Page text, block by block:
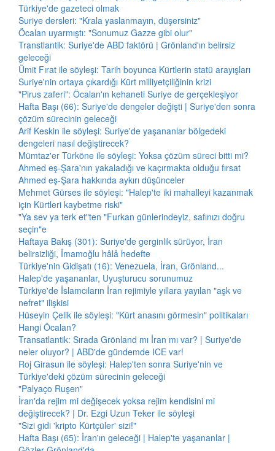
Türkiye'de gazeteci olmak
Suriye dersleri: "Krala yaslanmayın, düşersiniz"
Öcalan uyarmıştı: "Sonumuz Gazze gibi olur"
Transtlantik: Suriye'de ABD faktörü | Grönland'ın belirsiz
geleceği
Ümit Fırat ile söyleşi: Tarih boyunca Kürtlerin statü arayışları
Suriye'nin ortaya çıkardığı Kürt milliyetçiliğinin krizi
"Pirus zaferi": Öcalan'ın kehaneti Suriye de gerçekleşiyor
Hafta Başı (66): Suriye'de dengeler değişti | Suriye'den sonra
çözüm sürecinin geleceği
Arif Keskin ile söyleşi: Suriye'de yaşananlar bölgedeki
dengeleri nasıl değiştirecek?
Mümtaz'er Türköne ile söyleşi: Yoksa çözüm süreci bitti mi?
Ahmed eş-Şara'nın yakaladığı ve kaçırmakta olduğu fırsat
Ahmed eş-Şara hakkında aykırı düşünceler
Mehmet Gürses ile söyleşi: "Halep'te iki mahalleyi kazanmak
için Kürtleri kaybetme riski"
"Ya sev ya terk et"ten "Furkan günlerindeyiz, safınızı doğru
seçin"e
Haftaya Bakış (301): Suriye'de gerginlik sürüyor, İran
belirsizliği, İmamoğlu hâlâ hedefte
Türkiye'nin Gidişatı (16): Venezuela, İran, Grönland...
Halep'de yaşananlar, Uyuşturucu sorunumuz
Türkiye'de İslamcıların İran rejimiyle yıllara yayılan "aşk ve
nefret" ilişkisi
Hüseyin Çelik ile söyleşi: "Kürt anasını görmesin" politikaları
Hangi Öcalan?
Transatlantik: Sırada Grönland mı İran mı var? | Suriye'de
neler oluyor? | ABD'de gündemde ICE var!
Roj Girasun ile söyleşi: Halep'ten sonra Suriye'nin ve
Türkiye'deki çözüm sürecinin geleceği
"Palyaço Ruşen"
İran'da rejim mi değişecek yoksa rejim kendisini mi
değiştirecek? | Dr. Ezgi Uzun Teker ile söyleşi
"Sizi gidi 'kripto Kürtçüler' sizi!"
Hafta Başı (65): İran'ın geleceği | Halep'te yaşananlar |